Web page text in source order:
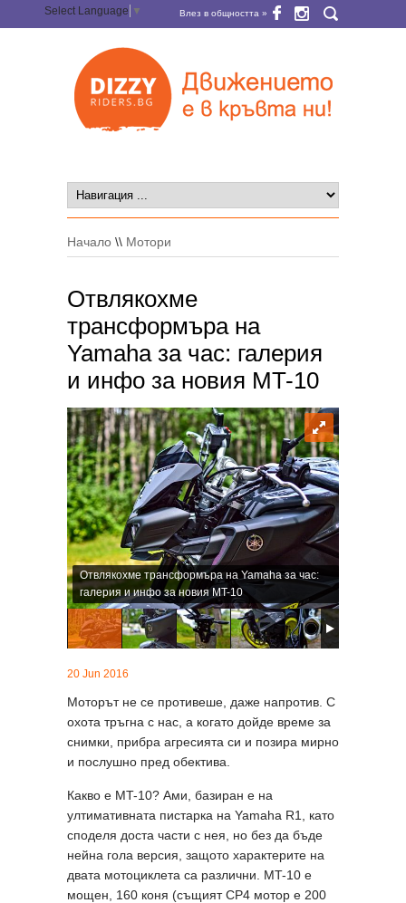
Select Language ▼ Влез в общността »
Начало \\ Мотори
Отвлякохме
трансформъра на
Yamaha за час: галерия
и инфо за новия MT-10
Отвлякохме трансформъра на Yamaha за час:
галерия и инфо за новия MT-10
20 Jun 2016
Моторът не се противеше, даже напротив. С
охота тръгна с нас, а когато дойде време за
снимки, прибра агресията си и позира мирно
и послушно пред обектива.
Какво е MT-10? Ами, базиран е на
ултимативната пистарка на Yamaha R1, като
споделя доста части с нея, но без да бъде
нейна гола версия, защото характерите на
двата мотоциклета са различни. MT-10 е
мощен, 160 коня (същият CP4 мотор е 200